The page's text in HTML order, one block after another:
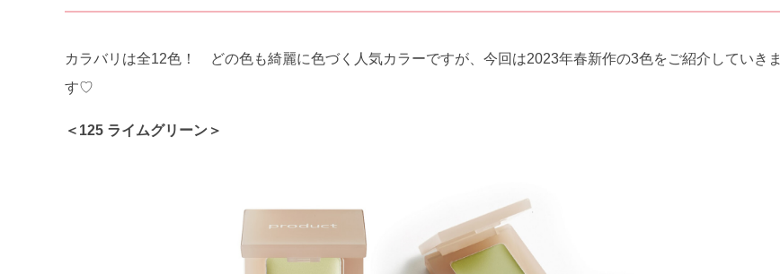
カラバリは全12色！ どの色も綺麗に色づく人気カラーですが、今回は2023年春新作の3色をご紹介していきま
す♡
＜125 ライムグリーン＞